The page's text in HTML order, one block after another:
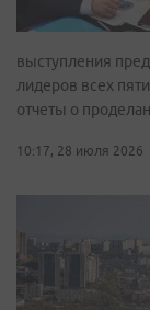
выступления
лидеров всех
отчеты о
10:17, 28 июля 2026